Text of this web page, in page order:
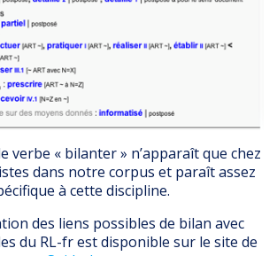
verbe « bilanter » n’apparaît que chez
dans notre corpus et paraît assez
à cette discipline.
des liens possibles de bilan avec
du RL-fr est disponible sur le site de